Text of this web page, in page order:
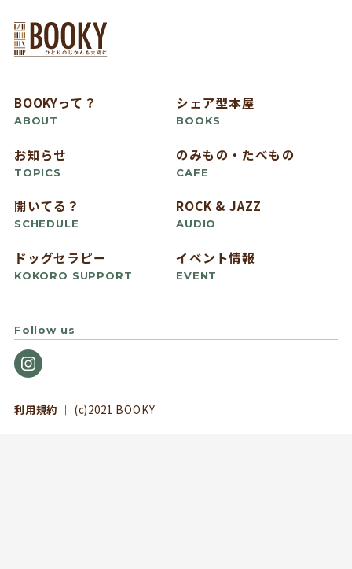
BOOKYって？
ABOUT
シェア型本屋
BOOKS
お知らせ
TOPICS
のみもの・たべもの
CAFE
開いてる？
SCHEDULE
ROCK & JAZZ
AUDIO
ドッグセラピー
KOKORO SUPPORT
イベント情報
EVENT
Follow us
利用規約 ｜ (c)2021 BOOKY